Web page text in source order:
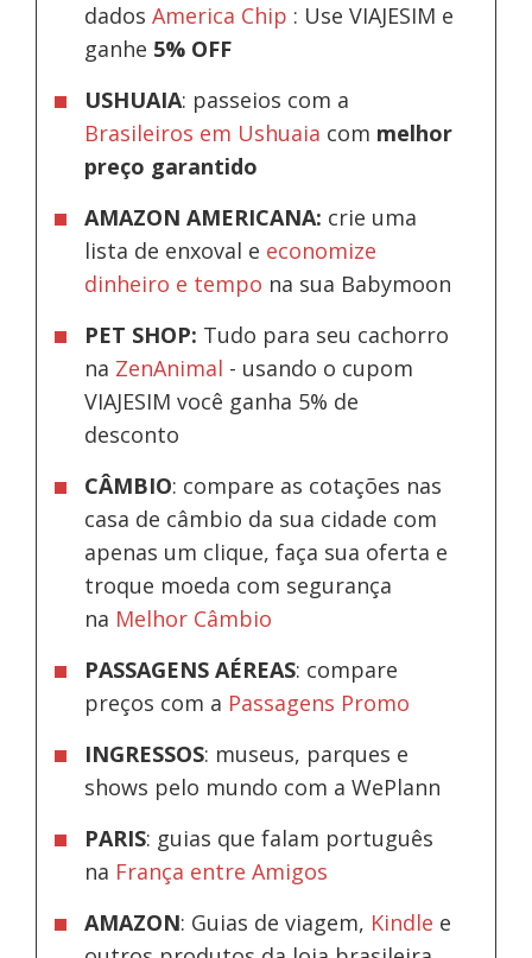
dadosAmerica Chip : Use VIAJESIM e
ganhe 5% OFF
USHUAIA: passeios com a
Brasileiros em Ushuaia com melhor
preço garantido
AMAZON AMERICANA: crie uma
lista de enxoval e economize
dinheiro e tempo na sua Babymoon
PET SHOP: Tudo para seu cachorro
na ZenAnimal - usando o cupom
VIAJESIM você ganha 5% de
desconto
CÂMBIO: compare as cotações nas
casa de câmbio da sua cidade com
apenas um clique, faça sua oferta e
troque moeda com segurança
na Melhor Câmbio
PASSAGENS AÉREAS: compare
preços com a Passagens Promo
INGRESSOS: museus, parques e
shows pelo mundo com a WePlann
PARIS: guias que falam português
na França entre Amigos
AMAZON: Guias de viagem, Kindle e